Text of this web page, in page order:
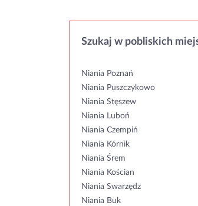
Szukaj w pobliskich
Niania Poznań
Niania Puszczykowo
Niania Stęszew
Niania Luboń
Niania Czempiń
Niania Kórnik
Niania Śrem
Niania Kościan
Niania Swarzędz
Niania Buk